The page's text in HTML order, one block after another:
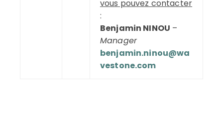
vous pouvez contacter
:
Benjamin NINOU –
Manager
benjamin.ninou@wa
vestone.com